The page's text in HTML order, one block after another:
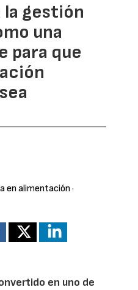
la gestión
una
para que
en alimentación ·
en uno de